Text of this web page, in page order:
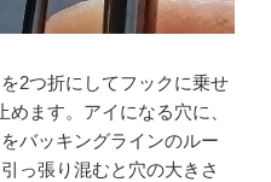
2つ折にしてフックに乗せ
ます。アイになる穴に、
バッキングラインのルー
っ張り混むと穴の大きさ